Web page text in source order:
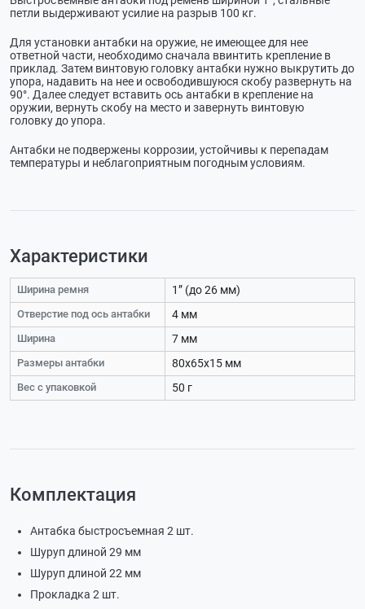
петли выдерживают усилие на разрыв 100 кг.
Для установки антабки на оружие, не имеющее для нее
ответной части, необходимо сначала ввинтить крепление в
приклад. Затем винтовую головку антабки нужно выкрутить до
упора, надавить на нее и освободившуюся скобу развернуть на
90°. Далее следует вставить ось антабки в крепление на
оружии, вернуть скобу на место и завернуть винтовую
головку до упора.
Антабки не подвержены коррозии, устойчивы к перепадам
температуры и неблагоприятным погодным условиям.
Характеристики
Ширина ремня 1” (до 26 мм)
Отверстие под ось антабки 4 мм
Ширина 7 мм
Размеры антабки 80х65х15 мм
Вес с упаковкой 50 г
Комплектация
Антабка быстросъемная 2 шт.
Шуруп длиной 29 мм
Шуруп длиной 22 мм
Прокладка 2 шт.